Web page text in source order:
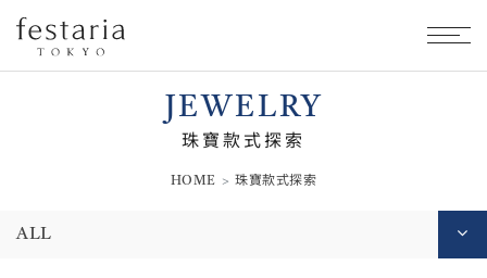
JEWELRY
珠寶款式探索
HOME 珠寶款式探索
ALL